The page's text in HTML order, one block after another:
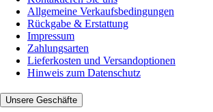
Allgemeine Verkaufsbedingungen
Rückgabe & Erstattung
Impressum
Zahlungsarten
Lieferkosten und Versandoptionen
Hinweis zum Datenschutz
Unsere Geschäfte